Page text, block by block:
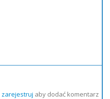
zarejestruj aby dodać komentarz